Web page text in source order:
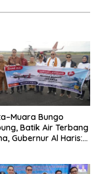
Bungo
Batik Air Terbang
Gubernur Al Haris: